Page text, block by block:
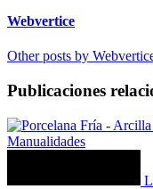
Webvertice
Other posts by
Publicaciones
Manualidades